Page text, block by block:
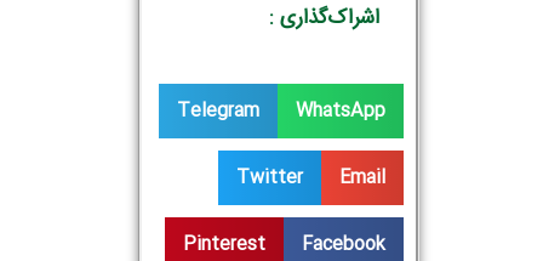
اشراک‌گذاری :
WhatsApp
Telegram
Email
Twitter
Facebook
Pinterest